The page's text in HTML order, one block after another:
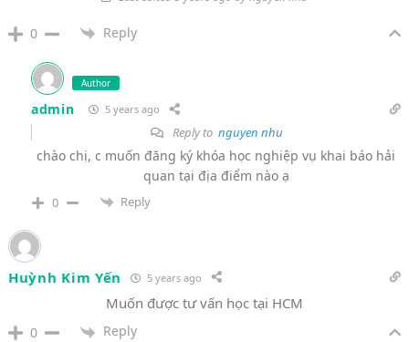
0 Reply
Author
admin 5 years ago
Reply to nguyen nhu
chào chị, c muốn đăng ký khóa học nghiệp vụ khai báo hải
quan tại địa điểm nào ạ
0 Reply
Huỳnh Kim Yến 5 years ago
Muốn được tư vấn học tại HCM
0 Reply